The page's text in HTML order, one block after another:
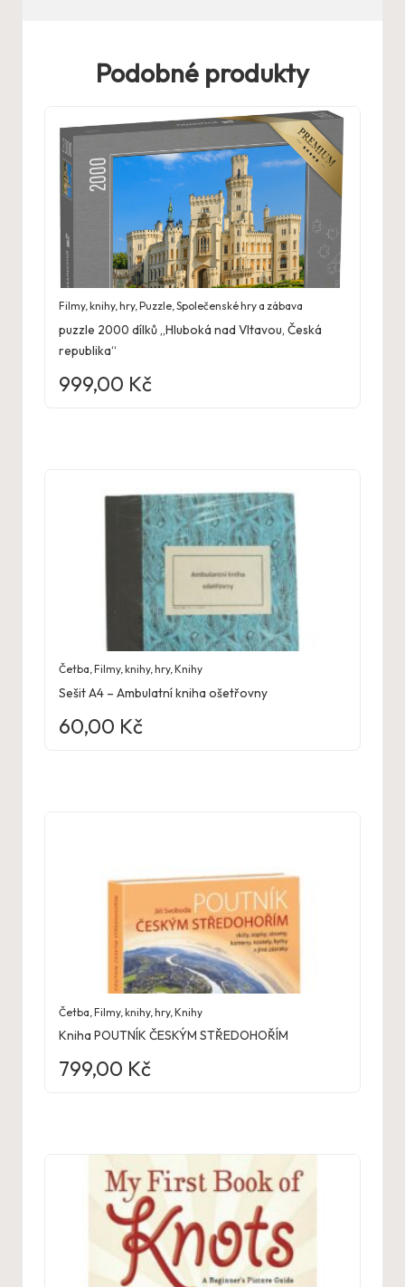
Podobné produkty
Filmy, knihy, hry,Puzzle,Společenské hry a zábava
puzzle 2000 dílků „Hluboká nad Vltavou, Česká
republika“
999,00 Kč
Četba,Filmy, knihy, hry,Knihy
Sešit A4 – Ambulatní kniha ošetřovny
60,00 Kč
Četba ,Filmy, knihy, hry,Knihy
Kniha POUTNÍK ČESKÝM STŘEDOHOŘÍM
799,00 Kč